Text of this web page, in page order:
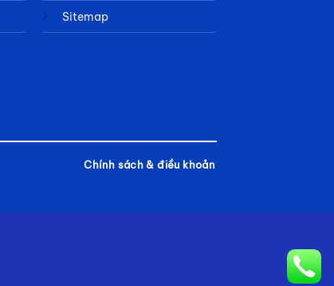
Sitemap
Chính sách & điều khoản